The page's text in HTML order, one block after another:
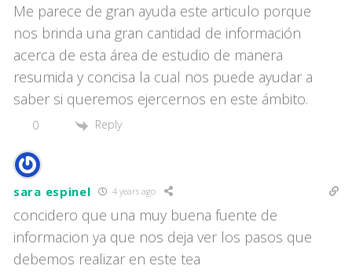
Me parece de gran ayuda este articulo porque
nos brinda una gran cantidad de información
acerca de esta área de estudio de manera
resumida y concisa la cual nos puede ayudar a
saber si queremos ejercernos en este ámbito.
0 Reply
sara espinel 4 years ago
concidero que una muy buena fuente de
informacion ya que nos deja ver los pasos que
debemos realizar en este tea